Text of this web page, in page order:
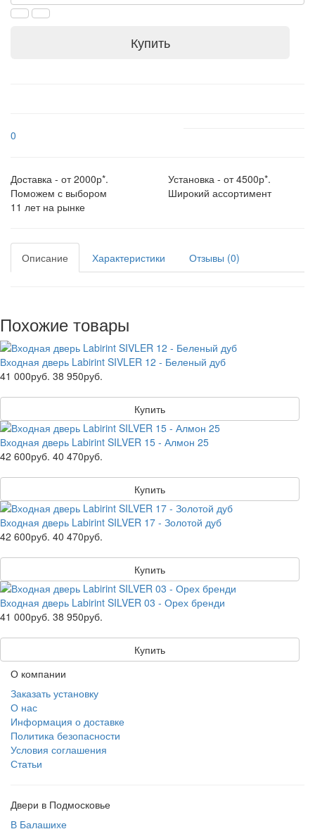
Купить
0
Доставка - от 2000р*.
Установка - от 4500р*.
Поможем с выбором
Широкий ассортимент
11 лет на рынке
Описание Характеристики Отзывы (0)
Похожие товары
Входная дверь Labirint SIVLER 12 - Беленый дуб
41 000руб. 38 950руб.
Купить
Входная дверь Labirint SILVER 15 - Алмон 25
42 600руб. 40 470руб.
Купить
Входная дверь Labirint SILVER 17 - Золотой дуб
42 600руб. 40 470руб.
Купить
Входная дверь Labirint SILVER 03 - Орех бренди
41 000руб. 38 950руб.
Купить
О компании
Заказать установку
О нас
Информация о доставке
Политика безопасности
Условия соглашения
Статьи
Двери в Подмосковье
В Балашихе